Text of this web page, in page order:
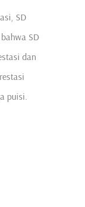
SD
SD
dan
puisi.